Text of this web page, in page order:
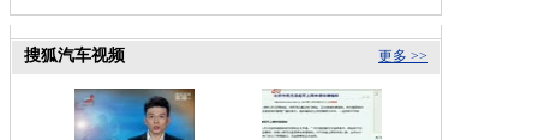
更多 >>
搜狐汽车视频